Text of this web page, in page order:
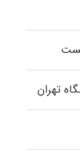
تهران